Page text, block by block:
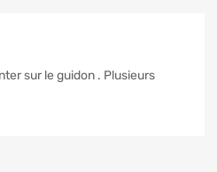
sur le guidon . Plusieurs